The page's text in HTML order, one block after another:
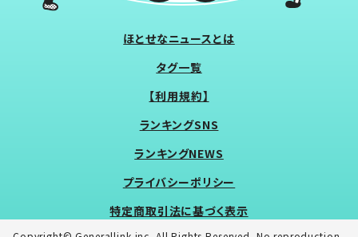
ほとせなニュースとは
タグ一覧
【利用規約】
ランキングSNS
ランキングNEWS
プライバシーポリシー
特定商取引法に基づく表示